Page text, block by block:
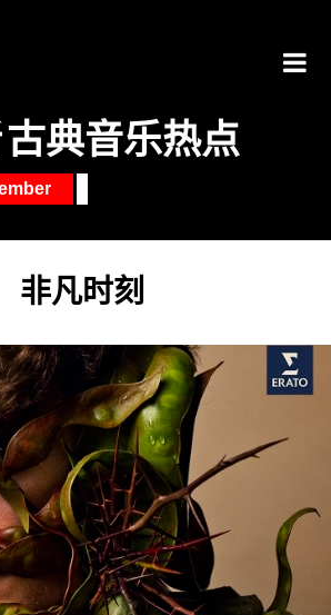
古典音乐热点
非凡时刻